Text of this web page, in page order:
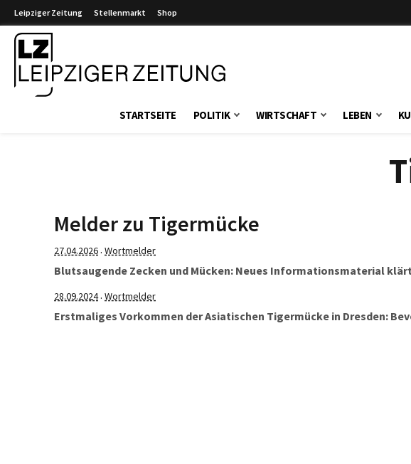
Leipziger Zeitung Stellenmarkt Shop
STARTSEITE POLITIK WIRTSCHAFT LEBEN
Melder zu Tigermücke
27.04.2026· Wortmelder
Blutsaugende Zecken und Mücken: Neues Informationsmaterial
28.09.2024· Wortmelder
Erstmaliges Vorkommen der Asiatischen Tigermücke in Dresden: